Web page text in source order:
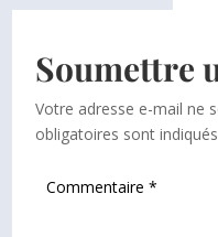
Soumettre
Votre adresse e-mail ne
obligatoires sont